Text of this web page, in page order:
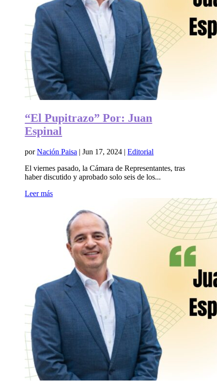
“El Pupitrazo” Por: Juan
Espinal
porNación Paisa |Jun 17, 2024 |Editorial
El viernes pasado, la Cámara de Representantes, tras
haber discutido y aprobado solo seis de los...
Leer más